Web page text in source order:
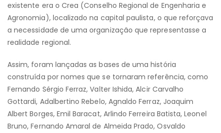
existente era o Crea (Conselho Regional de Engenharia e
Agronomia), localizado na capital paulista, o que reforçava
a necessidade de uma organização que representasse a
realidade regional.
Assim, foram lançadas as bases de uma história
construída por nomes que se tornaram referência, como
Fernando Sérgio Ferraz, Valter Ishida, Alcir Carvalho
Gottardi, Adalbertino Rebelo, Agnaldo Ferraz, Joaquim
Albert Borges, Emil Baracat, Arlindo Ferreira Batista, Leonel
Bruno, Fernando Amaral de Almeida Prado, Osvaldo